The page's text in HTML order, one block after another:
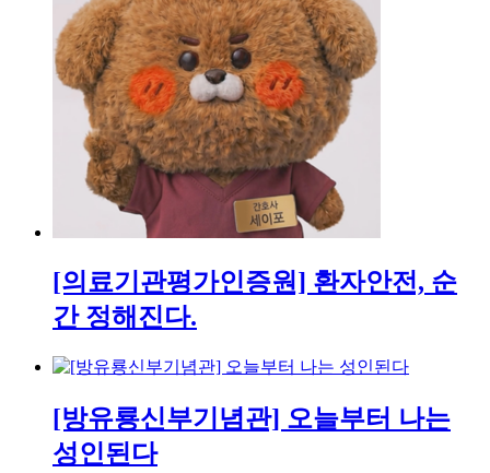
[의료기관평가인증원] 환자안전, 순
간 정해진다.
[방유룡신부기념관] 오늘부터 나는
성인된다